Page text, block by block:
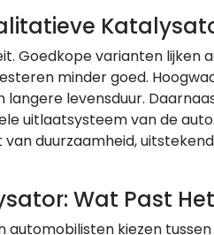
Goedkope varianten lijken
minder goed.
levensduur.
uitlaatsysteem van de
duurzaamheid,
Wat Past
kiezen